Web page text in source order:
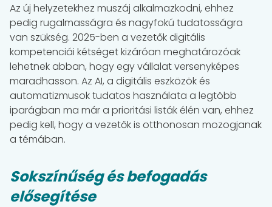
Az új helyzetekhez muszáj alkalmazkodni, ehhez
pedig rugalmasságra és nagyfokú tudatosságra
van szükség. 2025-ben a vezetők digitális
kompetenciái kétséget kizáróan meghatározóak
lehetnek abban, hogy egy vállalat versenyképes
maradhasson. Az AI, a digitális eszközök és
automatizmusok tudatos használata a legtöbb
iparágban ma már a prioritási listák élén van, ehhez
pedig kell, hogy a vezetők is otthonosan mozogjanak
a témában.
Sokszínűség és befogadás
elősegítése